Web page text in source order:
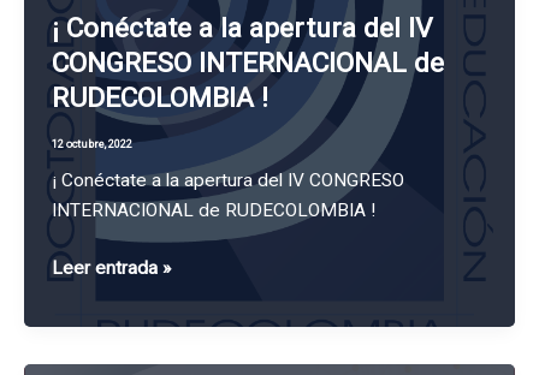
LA
EDUCACIÓN
EN
LA
UNIVERSIDAD
DEL
TOLIMA
TESIS
¡ Conéctate a la apertura del IV
CONGRESO INTERNACIONAL de
RUDECOLOMBIA !
12 octubre, 2022
¡ Conéctate a la apertura del IV CONGRESO
INTERNACIONAL de RUDECOLOMBIA !
¡
Conéctate
a
Leer entrada »